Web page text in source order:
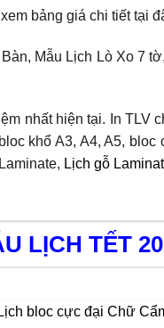
bảng giá chi tiết tại
Mẫu Lịch Lò Xo 7
nhất hiện tại. In TLV
khổ A3, A4, A5,
Lịch gỗ
LỊCH TẾT